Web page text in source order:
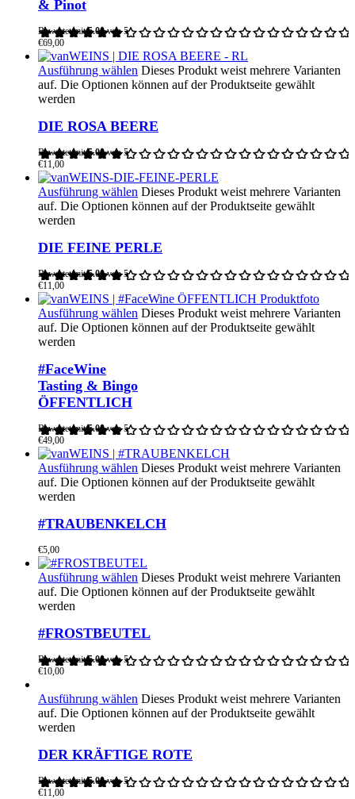
& Pinot
Bewertet mit5.00von 5
€69,00
Ausführung wählen Dieses Produkt weist mehrere Varianten
auf. Die Optionen können auf der Produktseite gewählt
werden
DIE ROSA BEERE
Bewertet mit5.00von 5
€11,00
Ausführung wählen Dieses Produkt weist mehrere Varianten
auf. Die Optionen können auf der Produktseite gewählt
werden
DIE FEINE PERLE
Bewertet mit5.00von 5
€11,00
Ausführung wählen Dieses Produkt weist mehrere Varianten
auf. Die Optionen können auf der Produktseite gewählt
werden
#FaceWine
Tasting & Bingo
ÖFFENTLICH
Bewertet mit5.00von 5
€49,00
Ausführung wählen Dieses Produkt weist mehrere Varianten
auf. Die Optionen können auf der Produktseite gewählt
werden
#TRAUBENKELCH
€5,00
Ausführung wählen Dieses Produkt weist mehrere Varianten
auf. Die Optionen können auf der Produktseite gewählt
werden
#FROSTBEUTEL
Bewertet mit5.00von 5
€10,00
Ausführung wählen Dieses Produkt weist mehrere Varianten
auf. Die Optionen können auf der Produktseite gewählt
werden
DER KRÄFTIGE ROTE
Bewertet mit5.00von 5
€11,00